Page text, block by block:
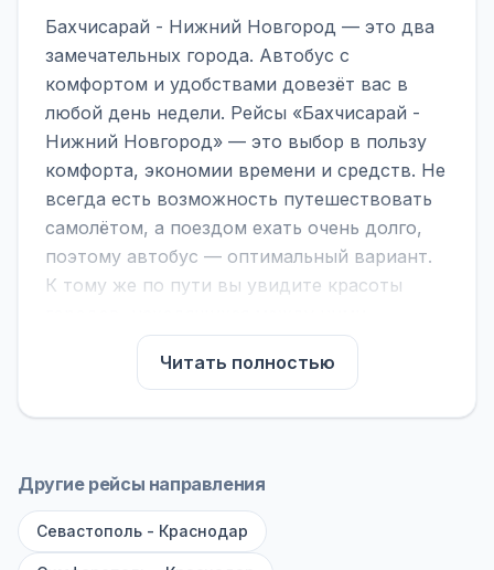
Бахчисарай - Нижний Новгород — это два
замечательных города. Автобус с
комфортом и удобствами довезёт вас в
любой день недели. Рейсы «Бахчисарай -
Нижний Новгород» — это выбор в пользу
комфорта, экономии времени и средств. Не
всегда есть возможность путешествовать
самолётом, а поездом ехать очень долго,
поэтому автобус — оптимальный вариант.
К тому же по пути вы увидите красоты
На нашем сайте вы можете найти
расписание автобусов Бахчисарай -
Нижний Новгород, сравнить рейсы и
— обратите внимание на микроавтобусы
выбирайте большие автобусы (от 40 мест):
у них лучше подвеска и дорога ощущается
Читать полностью
Другие рейсы направления
Севастополь - Краснодар